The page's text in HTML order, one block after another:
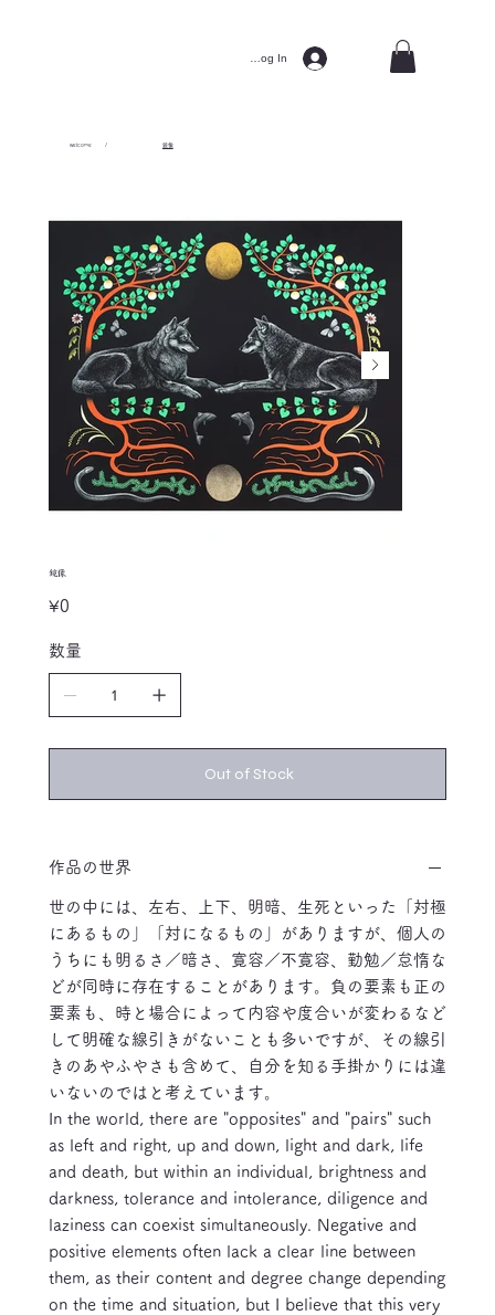
Log In
welcome / 鏡像
鏡像
Price
¥0
数量
Out of Stock
作品の世界
世の中には、左右、上下、明暗、生死といった「対極
にあるもの」「対になるもの」がありますが、個人の
うちにも明るさ／暗さ、寛容／不寛容、勤勉／怠惰な
どが同時に存在することがあります。負の要素も正の
要素も、時と場合によって内容や度合いが変わるなど
して明確な線引きがないことも多いですが、その線引
きのあやふやさも含めて、自分を知る手掛かりには違
いないのではと考えています。
In the world, there are "opposites" and "pairs" such
as left and right, up and down, light and dark, life
and death, but within an individual, brightness and
darkness, tolerance and intolerance, diligence and
laziness can coexist simultaneously. Negative and
positive elements often lack a clear line between
them, as their content and degree change depending
on the time and situation, but I believe that this very